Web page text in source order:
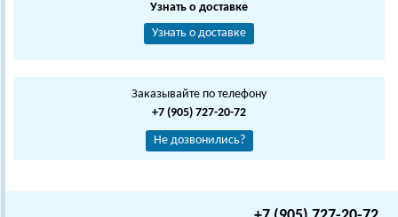
Узнать о доставке
Узнать о доставке
Заказывайте по телефону
+7 (905) 727-20-72
Не дозвонились?